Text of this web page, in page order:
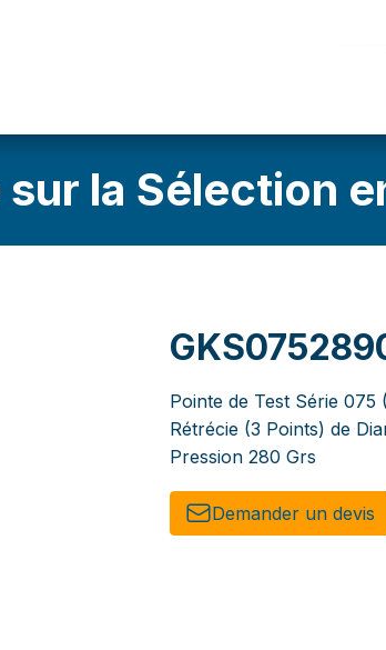
Sélection en
la Sélection
Pointe de Test Série
Rétrécie (3 Points) de
Pression 280 Grs
Demander un de​​vis​​